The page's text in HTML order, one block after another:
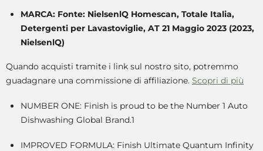
MARCA: Fonte: NielsenlQ Homescan, Totale Italia,
Detergenti per Lavastoviglie, AT 21 Maggio 2023 (2023,
NielsenlQ)
Quando acquisti tramite i link sul nostro sito, potremmo
guadagnare una commissione di affiliazione. Scopri di più
NUMBER ONE: Finish is proud to be the Number 1 Auto
Dishwashing Global Brand.1
IMPROVED FORMULA: Finish Ultimate Quantum Infinity